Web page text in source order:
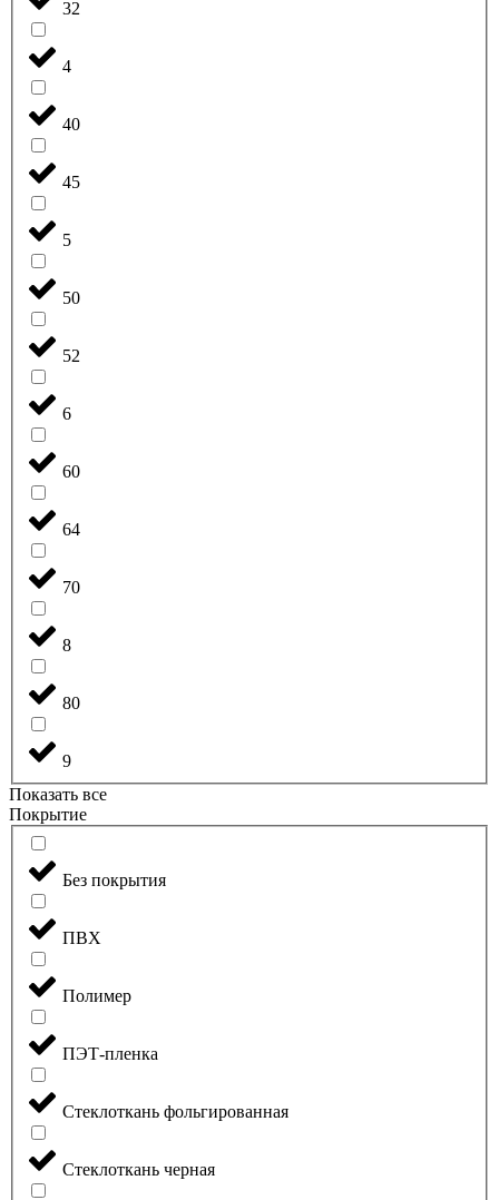
32
4
40
45
5
50
52
6
60
64
70
8
80
9
Показать все
Покрытие
Без покрытия
ПВХ
Полимер
ПЭТ-пленка
Стеклоткань фольгированная
Стеклоткань черная